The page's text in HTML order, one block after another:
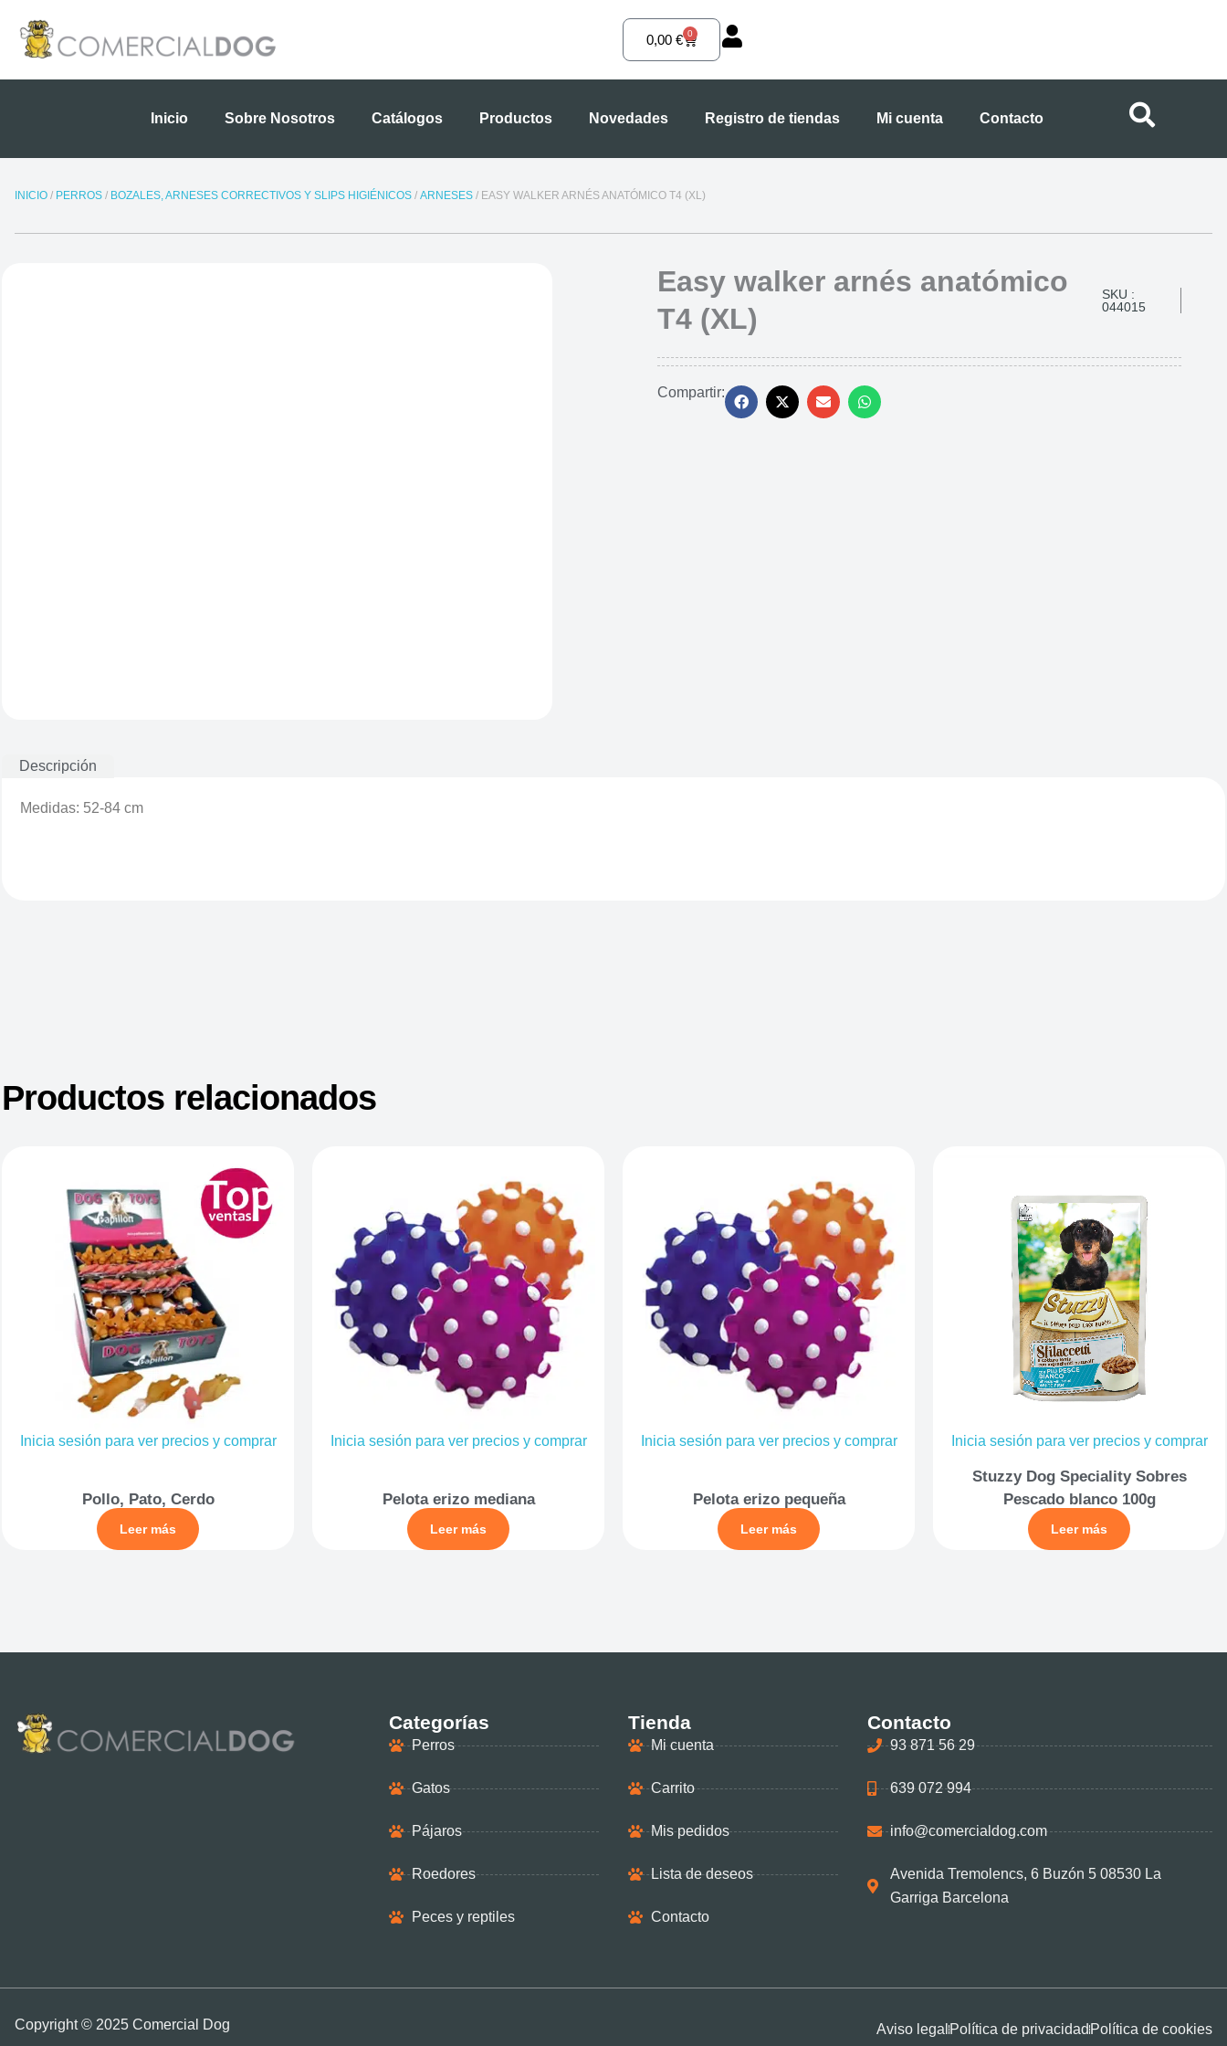
contenido
0,00 € 0
Carrito
Inicio Sobre Nosotros Catálogos Productos Novedades Registro de tiendas Mi cuenta Contacto
INICIO / PERROS / BOZALES, ARNESES CORRECTIVOS Y SLIPS HIGIÉNICOS / ARNESES / EASY WALKER ARNÉS ANATÓMICO T4 (XL)
Easy walker arnés anatómico
T4 (XL)
SKU :
044015
Compartir:
Descripción
Medidas: 52-84 cm
Productos relacionados
Inicia sesión para ver precios y comprar
Pollo, Pato, Cerdo
Leer más
Inicia sesión para ver precios y comprar
Pelota erizo mediana
Leer más
Inicia sesión para ver precios y comprar
Pelota erizo pequeña
Leer más
Inicia sesión para ver precios y comprar
Stuzzy Dog Speciality Sobres
Pescado blanco 100g
Leer más
Categorías
Perros
Gatos
Pájaros
Roedores
Peces y reptiles
Tienda
Mi cuenta
Carrito
Mis pedidos
Lista de deseos
Contacto
Contacto
93 871 56 29
639 072 994
info@comercialdog.com
Avenida Tremolencs, 6 Buzón 5 08530 La
Garriga Barcelona
Copyright © 2025 Comercial Dog Aviso legal Política de privacidad Política de cookies